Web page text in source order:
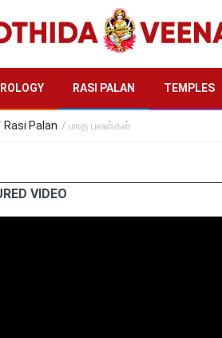
RASI PALAN TEMPLES
Rasi Palan / மாத பலன்கள்
VIDEO